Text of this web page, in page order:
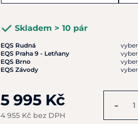
Skladem > 10 pár
EQS Rudná
EQS Praha 9 - Letňany
EQS Brno
EQS Závody
5 995 Kč
4 955 Kč bez DPH
-